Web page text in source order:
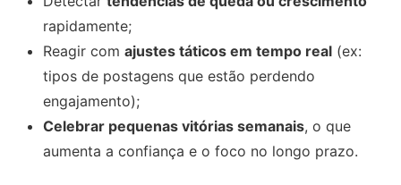
rapidamente;
Reagir com ajustes táticos em tempo real (ex:
tipos de postagens que estão perdendo
engajamento);
Celebrar pequenas vitórias semanais, o que
aumenta a confiança e o foco no longo prazo.